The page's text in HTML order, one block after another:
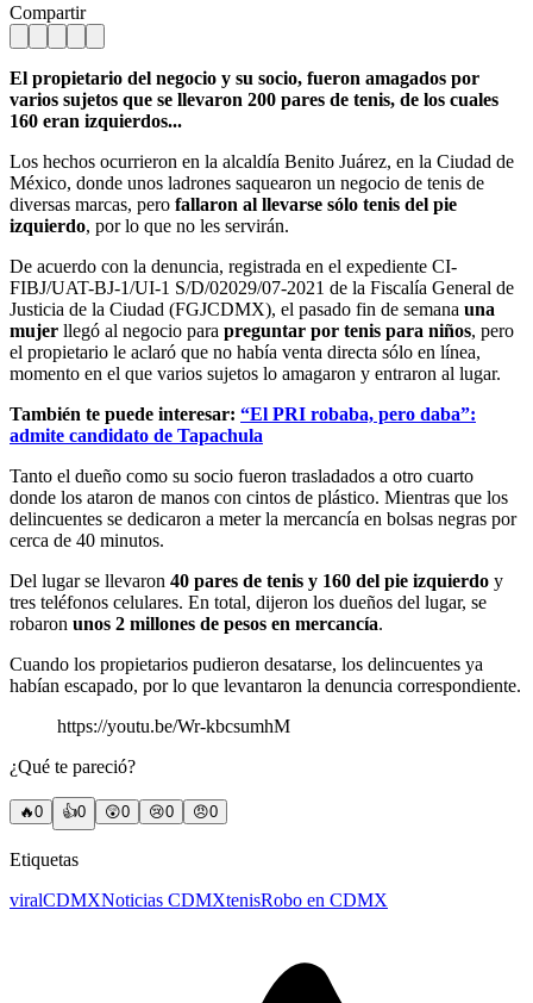
Compartir
El propietario del negocio y su socio, fueron amagados por
varios sujetos que se llevaron 200 pares de tenis, de los cuales
160 eran izquierdos...
Los hechos ocurrieron en la alcaldía Benito Juárez, en la Ciudad de
México, donde unos ladrones saquearon un negocio de tenis de
diversas marcas, pero fallaron al llevarse sólo tenis del pie
izquierdo, por lo que no les servirán.
De acuerdo con la denuncia, registrada en el expediente CI-
FIBJ/UAT-BJ-1/UI-1 S/D/02029/07-2021 de la Fiscalía General de
Justicia de la Ciudad (FGJCDMX), el pasado fin de semana una
mujer llegó al negocio para preguntar por tenis para niños, pero
el propietario le aclaró que no había venta directa sólo en línea,
momento en el que varios sujetos lo amagaron y entraron al lugar.
También te puede interesar: “El PRI robaba, pero daba”:
admite candidato de Tapachula
Tanto el dueño como su socio fueron trasladados a otro cuarto
donde los ataron de manos con cintos de plástico. Mientras que los
delincuentes se dedicaron a meter la mercancía en bolsas negras por
cerca de 40 minutos.
Del lugar se llevaron 40 pares de tenis y 160 del pie izquierdo y
tres teléfonos celulares. En total, dijeron los dueños del lugar, se
robaron unos 2 millones de pesos en mercancía.
Cuando los propietarios pudieron desatarse, los delincuentes ya
habían escapado, por lo que levantaron la denuncia correspondiente.
https://youtu.be/Wr-kbcsumhM
¿Qué te pareció?
🔥0 👍0 😲0 😢0 😠0
Etiquetas
viralCDMXNoticias CDMXtenisRobo en CDMX